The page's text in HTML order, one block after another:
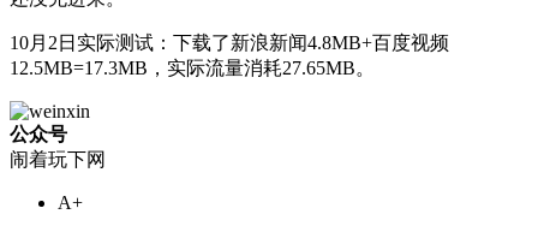
10月2日实际测试：下载了新浪新闻4.8MB+百度视频
12.5MB=17.3MB，实际流量消耗27.65MB。
公众号
闹着玩下网
A+